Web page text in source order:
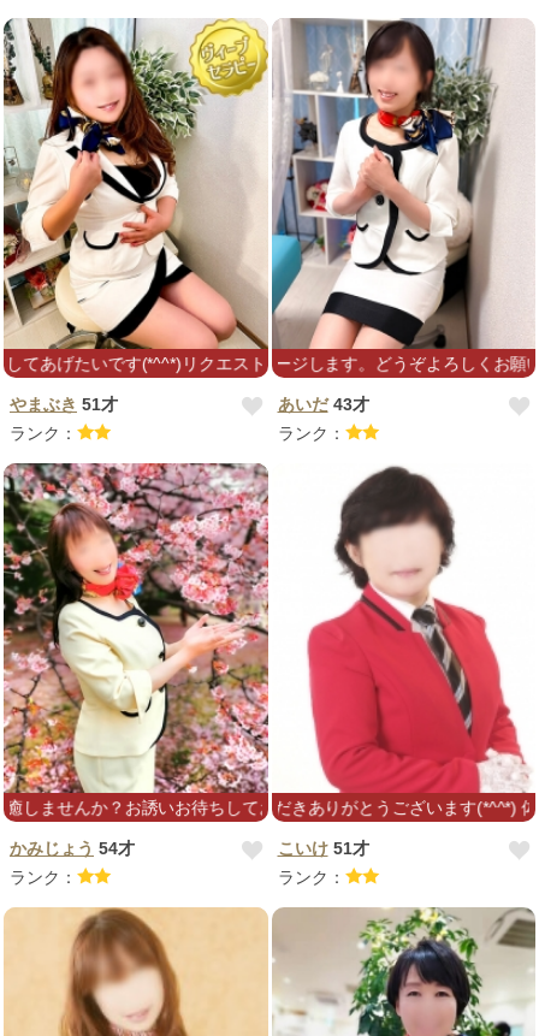
げたいです(*^^*)リクエストよろしくお願いします♪
やまぶき 51才
ランク：
心を込めてマッサージします。どうぞよろしくお願いしま
あいだ43才
ランク：
せんか？お誘いお待ちしております♡
かみじょう 54才
ランク：
いつもご利用いただきありがとうございます(*^^*) 体調
こいけ51才
ランク：